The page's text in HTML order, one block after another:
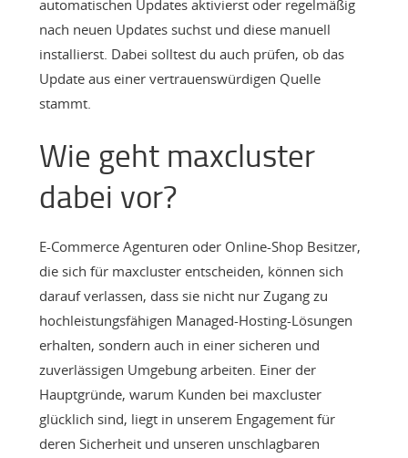
automatischen Updates aktivierst oder regelmäßig
nach neuen Updates suchst und diese manuell
installierst. Dabei solltest du auch prüfen, ob das
Update aus einer vertrauenswürdigen Quelle
stammt.
Wie geht maxcluster
dabei vor?
E-Commerce Agenturen oder Online-Shop Besitzer,
die sich für maxcluster entscheiden, können sich
darauf verlassen, dass sie nicht nur Zugang zu
hochleistungsfähigen Managed-Hosting-Lösungen
erhalten, sondern auch in einer sicheren und
zuverlässigen Umgebung arbeiten. Einer der
Hauptgründe, warum Kunden bei maxcluster
glücklich sind, liegt in unserem Engagement für
deren Sicherheit und unseren unschlagbaren